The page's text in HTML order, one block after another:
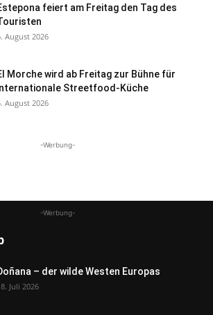
feiert am Freitag den Tag des
August 2026
Morche wird ab Freitag zur Bühne für
Streetfood-Küche
August 2026
-Werbung-
-Werbung-
– der wilde Westen Europas
Juli 2026